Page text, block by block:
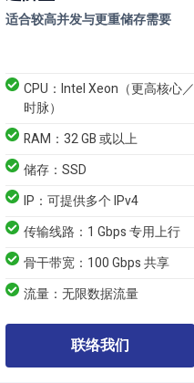
适合较高并发与更重储存需要
CPU：Intel Xeon（更高核心／
时脉）
RAM：32 GB 或以上
储存：SSD
IP：可提供多个 IPv4
传输线路：1 Gbps 专用上行
骨干带宽：100 Gbps 共享
流量：无限数据流量
联络我们